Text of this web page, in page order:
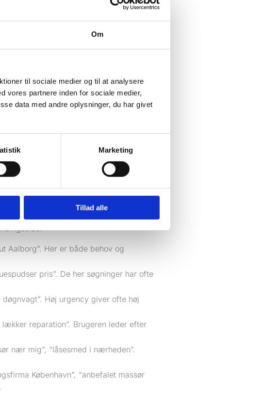
Om
til sociale medier og til at analysere
vores partnere inden for sociale medier,
data med andre oplysninger, du har givet
Marketing
Tillad alle
Navigationssøgninger handler om at
muligheder. Transaktionelle
Det er især de sidste to, der normalt er
sjældent attraktiv. “Låsesmed Amager
tandrensning” ofte mere
der styrer hvor bredt du vil fange den.
en konkret handling. For lokale
Aalborg”. Her er både behov og
pris”. De her søgninger har ofte
døgnvagt”. Høj urgency giver ofte høj
reparation”. Brugeren leder efter
nær mig”, “låsesmed i nærheden”.
København”, “anbefalet massør